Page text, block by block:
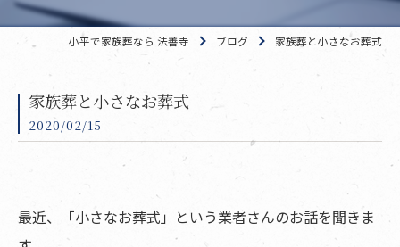
小平で家族葬なら 法善寺 ブログ 家族葬と小さなお葬式
家族葬と小さなお葬式
2020/02/15
最近、「小さなお葬式」という業者さんのお話を聞きま